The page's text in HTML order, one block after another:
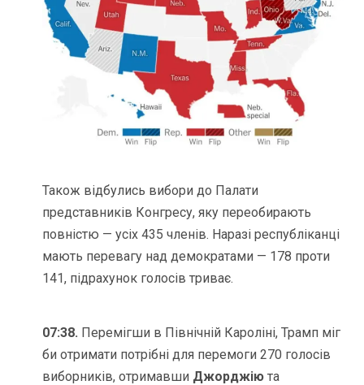
Також відбулись вибори до Палати
представників Конгресу, яку переобирають
повністю — усіх 435 членів. Наразі республіканці
мають перевагу над демократами — 178 проти
141, підрахунок голосів триває.
07:38. Перемігши в Північній Кароліні, Трамп міг
би отримати потрібні для перемоги 270 голосів
виборників, отримавши Джорджіюта